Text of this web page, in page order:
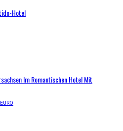
Hotel
Im Romantischen Hotel Mit